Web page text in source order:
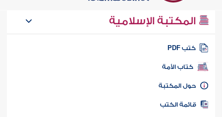
المكتبة الإسلامية
كتب PDF
كتاب الأمة
المكتبة